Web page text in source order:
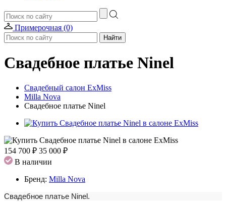
Примерочная (0)
Свадебное платье Ninel
Свадебный салон ExMiss
Milla Nova
Свадебное платье Ninel
154 700 ₽ 35 000 ₽
В наличии
Бренд: Milla Nova
Свадебное платье Ninel.